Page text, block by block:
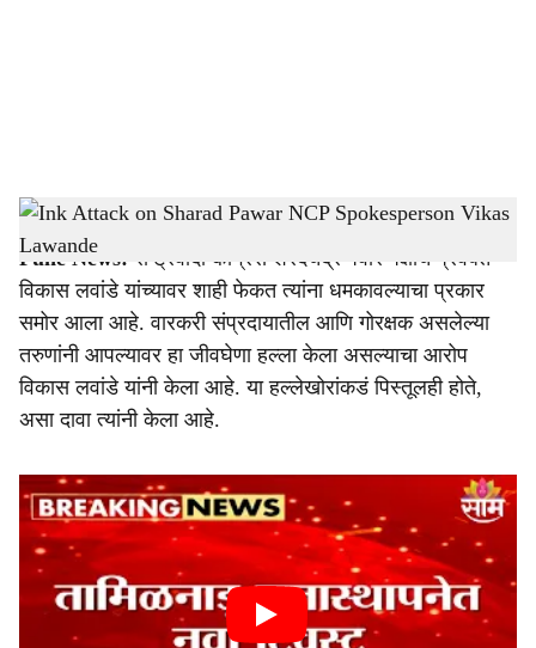
h
a
r
e
Ink Attack on Sharad Pawar NCP Spokesperson Vikas Lawande-Sarkarnama
Pune News: राष्ट्रवादी काँग्रेस शरदचंद्र पवार पक्षाचे प्रवक्ते
विकास लवांडे यांच्यावर शाही फेकत त्यांना धमकावल्याचा प्रकार
समोर आला आहे. वारकरी संप्रदायातील आणि गोरक्षक असलेल्या
तरुणांनी आपल्यावर हा जीवघेणा हल्ला केला असल्याचा आरोप
विकास लवांडे यांनी केला आहे. या हल्लेखोरांकडं पिस्तूलही होते,
असा दावा त्यांनी केला आहे.